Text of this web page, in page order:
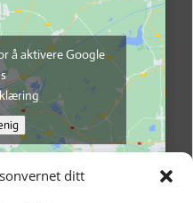
ditt
å aktivere Google